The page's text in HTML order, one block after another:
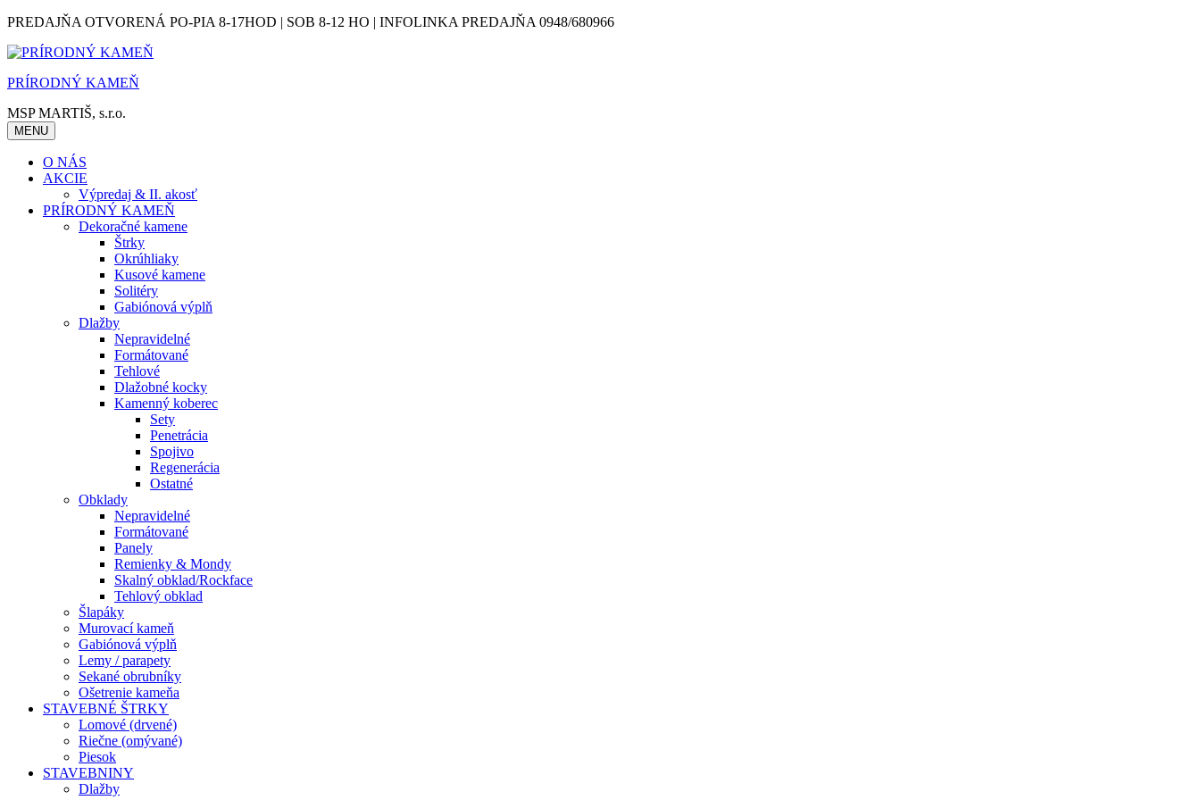
Skip
content
PREDAJŇA OTVORENÁ PO-PIA 8-17HOD | SOB 8-12 HO | INFOLINKA PREDAJŇA 0948/680966
PRÍRODNÝ KAMEŇ
MSP MARTIŠ, s.r.o.
MENU
O NÁS
AKCIE
Výpredaj & II. akosť
PRÍRODNÝ KAMEŇ
Dekoračné kamene
Štrky
Okrúhliaky
Kusové kamene
Solitéry
Gabiónová výplň
Dlažby
Nepravidelné
Formátované
Tehlové
Dlažobné kocky
Kamenný koberec
Sety
Penetrácia
Spojivo
Regenerácia
Ostatné
Obklady
Nepravidelné
Formátované
Panely
Remienky & Mondy
Skalný obklad/Rockface
Tehlový obklad
Šlapáky
Murovací kameň
Gabiónová výplň
Lemy / parapety
Sekané obrubníky
Ošetrenie kameňa
STAVEBNÉ ŠTRKY
Lomové (drvené)
Riečne (omývané)
Piesok
STAVEBNINY
Dlažby